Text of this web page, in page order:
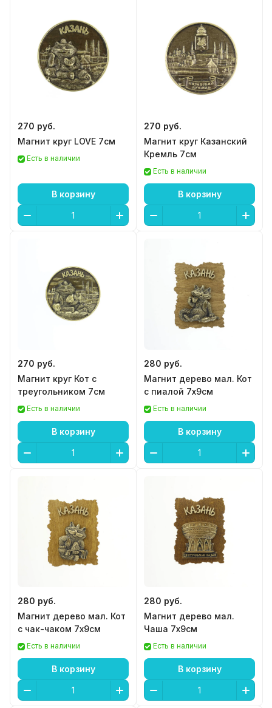
270 руб.
Магнит круг LOVE 7см
Есть в наличии
В корзину
270 руб.
Магнит круг Казанский
Кремль 7см
Есть в наличии
В корзину
270 руб.
Магнит круг Кот с
треугольником 7см
Есть в наличии
В корзину
280 руб.
Магнит дерево мал. Кот
с пиалой 7х9см
Есть в наличии
В корзину
280 руб.
Магнит дерево мал. Кот
с чак-чаком 7х9см
Есть в наличии
В корзину
280 руб.
Магнит дерево мал.
Чаша 7х9см
Есть в наличии
В корзину